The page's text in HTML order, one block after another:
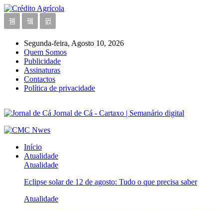
Segunda-feira, Agosto 10, 2026
Quem Somos
Publicidade
Assinaturas
Contactos
Política de privacidade
Jornal de Cá - Cartaxo | Semanário digital
Início
Atualidade
Atualidade
Eclipse solar de 12 de agosto: Tudo o que precisa saber
Atualidade